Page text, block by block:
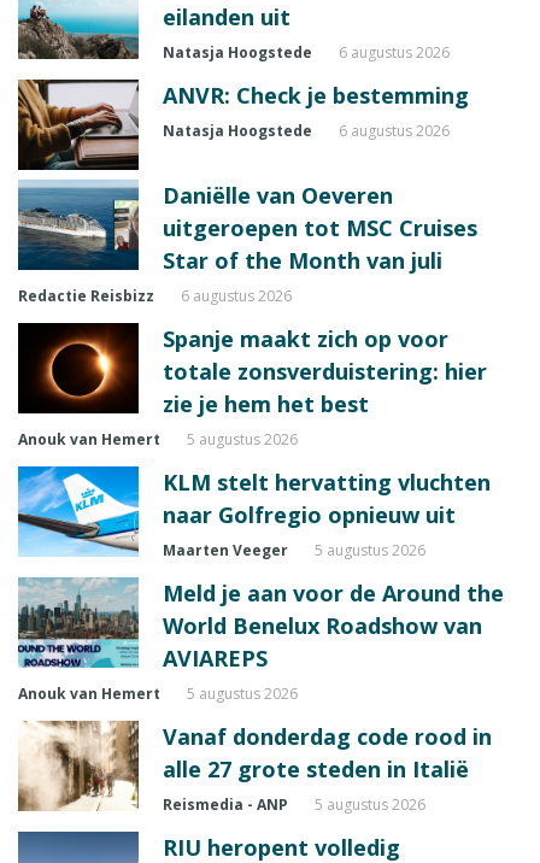
eilanden uit
Natasja Hoogstede 6 augustus 2026
ANVR: Check je bestemming
Natasja Hoogstede 6 augustus 2026
Daniëlle van Oeveren
uitgeroepen tot MSC Cruises
Star of the Month van juli
Redactie Reisbizz 6 augustus 2026
Spanje maakt zich op voor
totale zonsverduistering: hier
zie je hem het best
Anouk van Hemert 5 augustus 2026
KLM stelt hervatting vluchten
naar Golfregio opnieuw uit
Maarten Veeger 5 augustus 2026
Meld je aan voor de Around the
World Benelux Roadshow van
AVIAREPS
Anouk van Hemert 5 augustus 2026
Vanaf donderdag code rood in
alle 27 grote steden in Italië
Reismedia - ANP 5 augustus 2026
RIU heropent volledig